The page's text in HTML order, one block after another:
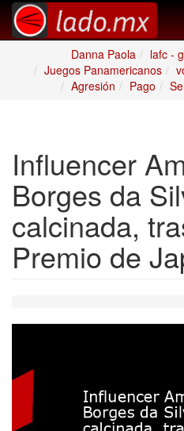
Danna Paola
lafc -
Juegos Panamericanos
Agresión
Pago
Influencer
Borges da
calcinada,
Premio de